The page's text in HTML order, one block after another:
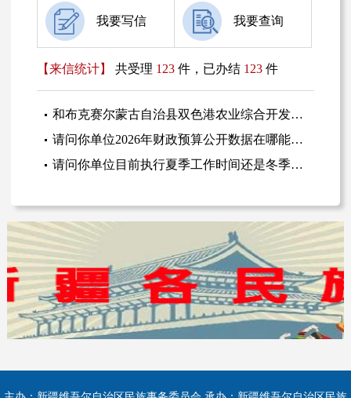
我要写信 我要查询
【来信统计】 共受理 123件，已办结 123件
和布克赛尔蒙古自治县双色港农业综合开发有限公司是否为民族贸易企业和民族特需商品定点生产企业（以下称民贸民品企业）
请问你单位2026年财政预算公开数据在哪能查看？
请问你单位目前执行夏季工作时间还是冬季工作时间?